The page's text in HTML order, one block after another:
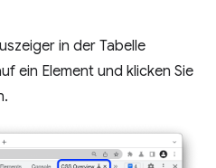
in der Tabelle
ein Element und klicken Sie